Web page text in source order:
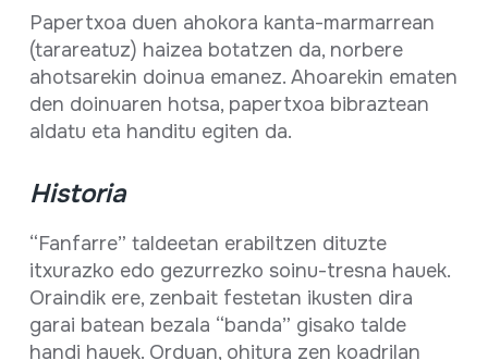
Papertxoa duen ahokora kanta-marmarrean
(tarareatuz) haizea botatzen da, norbere
ahotsarekin doinua emanez. Ahoarekin ematen
den doinuaren hotsa, papertxoa bibraztean
aldatu eta handitu egiten da.
Historia
“Fanfarre” taldeetan erabiltzen dituzte
itxurazko edo gezurrezko soinu-tresna hauek.
Oraindik ere, zenbait festetan ikusten dira
garai batean bezala “banda” gisako talde
handi hauek. Orduan, ohitura zen koadrilan